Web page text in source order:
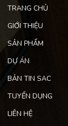
TRANG CHỦ
GIỚI THIỆU
SẢN PHẨM
DỰ ÁN
BẢN TIN SAC
TUYỂN DỤNG
LIÊN HỆ